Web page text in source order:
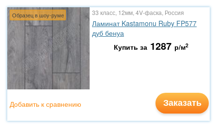
Образец в шоу-руме 33 класс, 12мм, 4V-фаска, Россия
Ламинат Kastamonu Ruby FP577
дуб бенуа
Купить за 1287 р/м2
Заказать
Добавить к сравнению